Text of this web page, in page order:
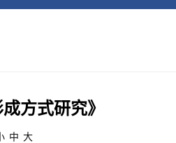
方式研究》
中 大